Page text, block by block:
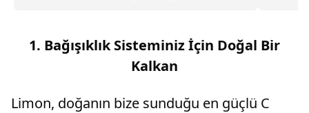
1. Bağışıklık Sisteminiz İçin Doğal Bir
Kalkan
Limon, doğanın bize sunduğu en güçlü C